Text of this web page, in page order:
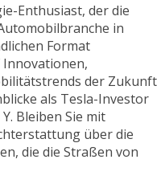
Enthusiast, der die
in
Format
der Zukunft
als Tesla-Investor
Bleiben Sie mit
über die
die die Straßen von